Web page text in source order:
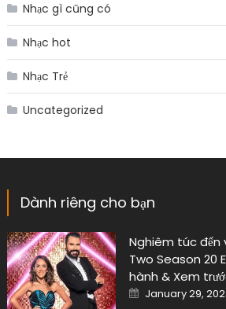
Nhạc gì cũng có
Nhạc hot
Nhạc Trẻ
Uncategorized
Dành riêng cho bạn
Nghiêm túc đến
Two Season 20
hành & Xem
Posted
on
January 29,